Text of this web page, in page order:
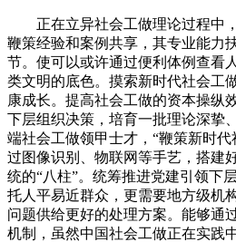
正在立异社会工做理论过程中，
鞭策经验和案例共享，其专业能力
节。使可以或许通过便利体例查看
类文明的底色。摸索新时代社会工
康成长。提高社会工做的资本操纵
下层组织决策，培育一批理论深挚
端社会工做领甲士才，“鞭策新时
过图像识别、物联网等手艺，搭建
统的“八柱”。统筹推进党建引领下
托人平易近群众，更需要地方级机
问题供给更好的处理方案。能够通
机制，虽然中国社会工做正在实践